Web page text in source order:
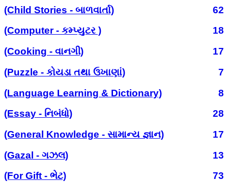
(Child Stories - બાળવાર્તા)
62
(Computer - કમ્પ્યુટર )
18
(Cooking - વાનગી)
17
(Puzzle - કોયડા તથા ઉખાણાં)
7
(Language Learning & Dictionary)
8
(Essay - નિબંધો)
28
(General Knowledge - સામાન્ય જ્ઞાન)
17
(Gazal - ગઝલ)
13
(For Gift - ભેટ)
73